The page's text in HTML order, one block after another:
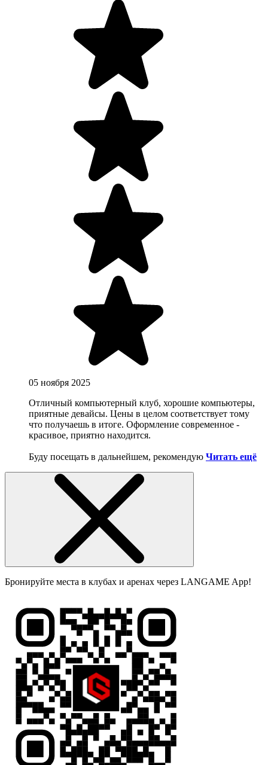
05 ноября 2025
Отличный компьютерный клуб, хорошие компьютеры,
приятные девайсы. Цены в целом соответствует тому
что получаешь в итоге. Оформление современное -
красивое, приятно находится.
Буду посещать в дальнейшем, рекомендую Читать ещё
Бронируйте места в клубах и аренах через LANGAME App!